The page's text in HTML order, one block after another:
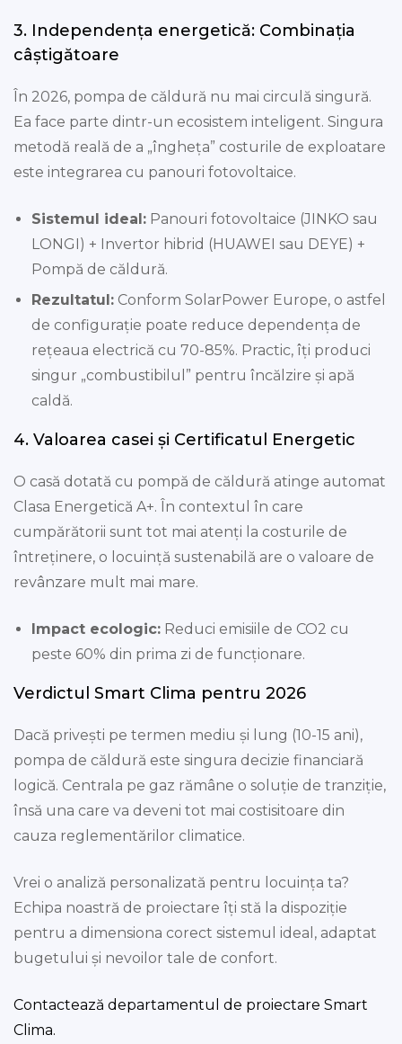
3. Independența energetică: Combinația
câștigătoare
În 2026, pompa de căldură nu mai circulă singură.
Ea face parte dintr-un ecosistem inteligent. Singura
metodă reală de a „îngheța” costurile de exploatare
este integrarea cu panouri fotovoltaice.
Sistemul ideal: Panouri fotovoltaice (JINKO sau
LONGI) + Invertor hibrid (HUAWEI sau DEYE) +
Pompă de căldură.
Rezultatul: Conform SolarPower Europe, o astfel
de configurație poate reduce dependența de
rețeaua electrică cu 70-85%. Practic, îți produci
singur „combustibilul” pentru încălzire și apă
caldă.
4. Valoarea casei și Certificatul Energetic
O casă dotată cu pompă de căldură atinge automat
Clasa Energetică A+. În contextul în care
cumpărătorii sunt tot mai atenți la costurile de
întreținere, o locuință sustenabilă are o valoare de
revânzare mult mai mare.
Impact ecologic: Reduci emisiile de CO2 cu
peste 60% din prima zi de funcționare.
Verdictul Smart Clima pentru 2026
Dacă privești pe termen mediu și lung (10-15 ani),
pompa de căldură este singura decizie financiară
logică. Centrala pe gaz rămâne o soluție de tranziție,
însă una care va deveni tot mai costisitoare din
cauza reglementărilor climatice.
Vrei o analiză personalizată pentru locuința ta?
Echipa noastră de proiectare îți stă la dispoziție
pentru a dimensiona corect sistemul ideal, adaptat
bugetului și nevoilor tale de confort.
Contactează departamentul de proiectare Smart
Clima.